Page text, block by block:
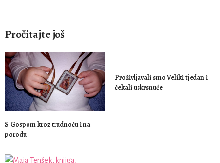
Pročitajte još
S Gospom kroz trudnoću i na
porodu
Proživljavali smo Veliki tjedan i
čekali uskrsnuće